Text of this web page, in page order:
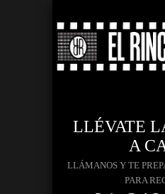
LLÉVATE
A
LLÁMANOS Y TE
PARA